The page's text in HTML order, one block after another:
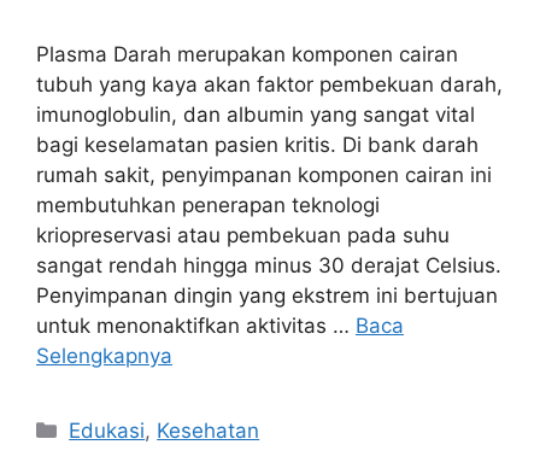
Plasma Darah merupakan komponen cairan
tubuh yang kaya akan faktor pembekuan darah,
imunoglobulin, dan albumin yang sangat vital
bagi keselamatan pasien kritis. Di bank darah
rumah sakit, penyimpanan komponen cairan ini
membutuhkan penerapan teknologi
kriopreservasi atau pembekuan pada suhu
sangat rendah hingga minus 30 derajat Celsius.
Penyimpanan dingin yang ekstrem ini bertujuan
untuk menonaktifkan aktivitas … Baca
Selengkapnya
Kategori
Edukasi, Kesehatan